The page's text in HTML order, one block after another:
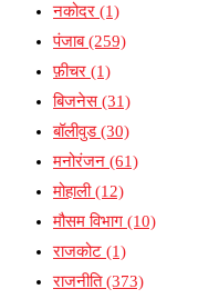
नकोदर (1)
पंजाब(259)
फ़ीचर (1)
बिजनेस(31)
बॉलीवुड(30)
मनोरंजन (61)
मोहाली(12)
मौसम विभाग (10)
राजकोट (1)
राजनीति(373)